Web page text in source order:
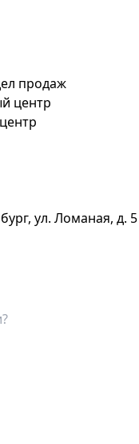
продаж
центр
ул. Ломаная, д. 5